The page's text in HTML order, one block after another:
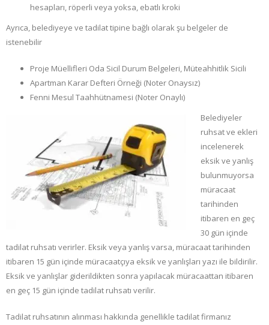
hesapları, röperli veya yoksa, ebatlı kroki
Ayrıca, belediyeye ve tadilat tipine bağlı olarak şu belgeler de
istenebilir
Proje Müellifleri Oda Sicil Durum Belgeleri, Müteahhitlik Sicili
Apartman Karar Defteri Örneği (Noter Onaysız)
Fenni Mesul Taahhütnamesi (Noter Onaylı)
Belediyeler
ruhsat ve ekleri
incelenerek
eksik ve yanlış
bulunmuyorsa
müracaat
tarihinden
itibaren en geç
30 gün içinde
tadilat ruhsatı verirler. Eksik veya yanlış varsa, müracaat tarihinden
itibaren 15 gün içinde müracaatçıya eksik ve yanlışları yazı ile bildirilir.
Eksik ve yanlışlar giderildikten sonra yapılacak müracaattan itibaren
en geç 15 gün içinde tadilat ruhsatı verilir.
Tadilat ruhsatının alınması hakkında genellikle tadilat firmanız